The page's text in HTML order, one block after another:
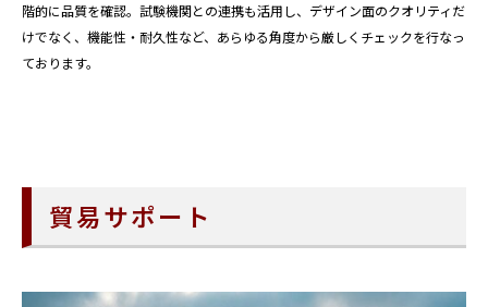
階的に品質を確認。試験機関との連携も活用し、デザイン面のクオリティだ
けでなく、機能性・耐久性など、あらゆる角度から厳しくチェックを行なっ
ております。
貿易サポート